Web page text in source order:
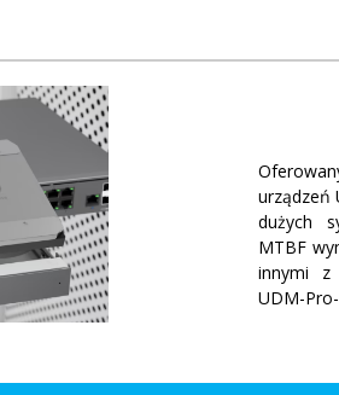
urządzeń
dużych
MTBF
innymi z
UDM-